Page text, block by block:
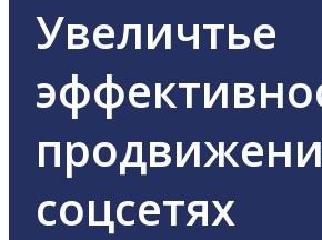
Увеличтье
соцсетях